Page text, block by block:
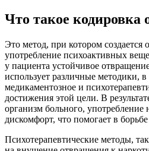
Что такое кодировка
Это метод, при котором создается
употребление психоактивных
у пациента устойчивое
использует различные методики,
медикаментозное и
достижения этой цели. В
организм больного, употребление
дискомфорт, что помогает в
Психотерапевтические методы,